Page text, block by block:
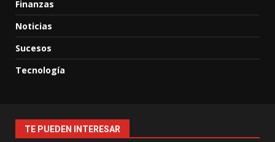
Finanzas
Noticias
Sucesos
Tecnología
TE PUEDEN INTERESAR